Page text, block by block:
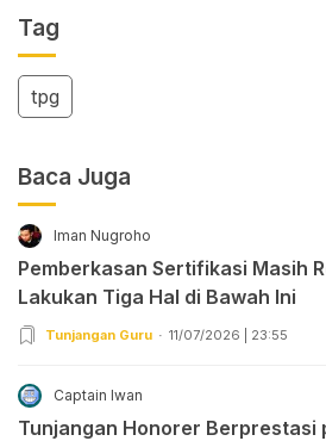
Tag
tpg
Baca Juga
Iman Nugroho
Pemberkasan Sertifikasi Masih
Lakukan Tiga Hal di Bawah Ini
Tunjangan Guru 11/07/2026 | 23:55
Captain Iwan
Tunjangan Honorer Berprestasi